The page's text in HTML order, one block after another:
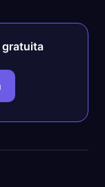
gratuita